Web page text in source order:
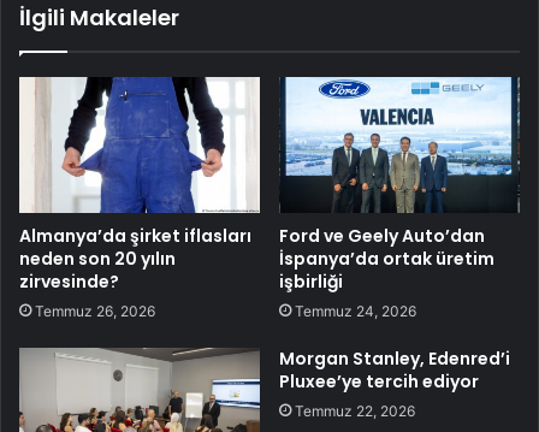
İlgili Makaleler
Almanya’da şirket iflasları
neden son 20 yılın
zirvesinde?
Temmuz 26, 2026
Ford ve Geely Auto’dan
İspanya’da ortak üretim
işbirliği
Temmuz 24, 2026
Morgan Stanley, Edenred’i
Pluxee’ye tercih ediyor
Temmuz 22, 2026